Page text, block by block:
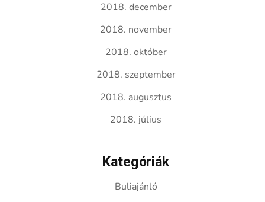
2018. december
2018. november
2018. október
2018. szeptember
2018. augusztus
2018. július
Kategóriák
Buliajánló